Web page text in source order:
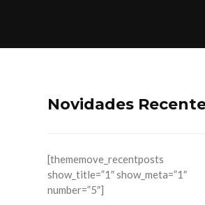
Novidades
[thememove_recentposts
show_title=”1″ show_meta=”1″
number=”5″]